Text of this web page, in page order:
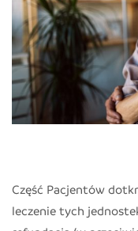
Część Pacjentów
leczenie tych